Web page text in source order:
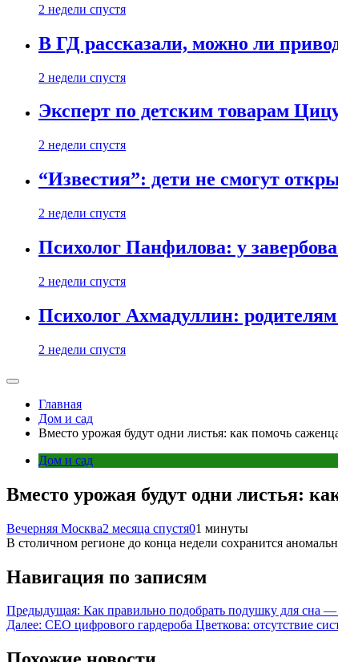
2 недели спустя
В ГД рассказали, можно ли
2 недели спустя
Эксперт по детским товарам
2 недели спустя
“Известия”: дети не смогут
2 недели спустя
Психолог Панфилова: у
2 недели спустя
Психолог Ахмадуллин: родителям
2 недели спустя
Главная
Дом и сад
Вместо урожая будут одни листья: как помочь
Дом и сад
Вместо урожая будут одни листья:
Вечерняя Москва2 месяца спустя01 минуты
В столичном регионе до конца недели сохранится
Навигация по записям
Предыдущая: Как правильно подобрать подушку для сна
Далее: СЕО цифрового гардероба Цветкова: отсутствие